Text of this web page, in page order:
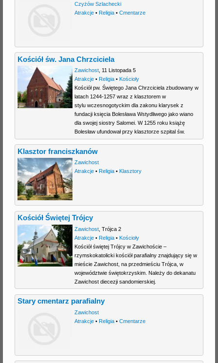
Czyżów Szlachecki
Atrakcje• Religia• Cmentarze
Kościół św. Jana Chrzciciela
Zawichost, 11 Listopada 5
Atrakcje• Religia• Kościoły
Kościół pw. Świętego Jana Chrzciciela zbudowany w
latach 1244-1257 wraz z klasztorem w
stylu wczesnogotyckim dla zakonu klarysek z
fundacji księcia Bolesława Wstydliwego jako wiano
dla swojej siostry Salomei. W 1255 roku książę
Bolesław ufundował przy klasztorze szpital św.
Klasztor franciszkanów
Zawichost
Atrakcje• Religia• Klasztory
Kościół Świętej Trójcy
Zawichost, Trójca 2
Atrakcje• Religia• Kościoły
Kościół świętej Trójcy w Zawichoście –
rzymskokatolicki kościół parafialny znajdujący się w
mieście Zawichost, na przedmieściu Trójca, w
województwie świętokrzyskim. Należy do dekanatu
Zawichost diecezji sandomierskiej.
Stary cmentarz parafialny
Zawichost
Atrakcje• Religia• Cmentarze